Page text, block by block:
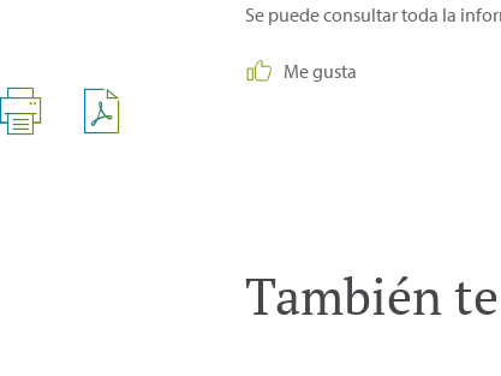
Se puede consultar toda la
Me gusta
También